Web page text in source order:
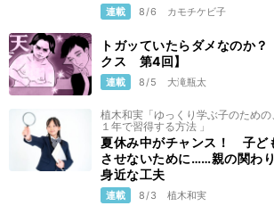
連載 8/6 カモチケビ子
トガッていたらダメなのか
クス 第4回】
連載 8/5 大滝瓶太
植木和実「ゆっくり学ぶ子のため
１年で習得する方法 」
夏休み中がチャンス！ 子ど
させないために……親の関わ
身近な工夫
連載 8/3 植木和実